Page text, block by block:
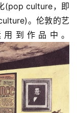
(pop culture，即
。伦敦的艺
到作品中。